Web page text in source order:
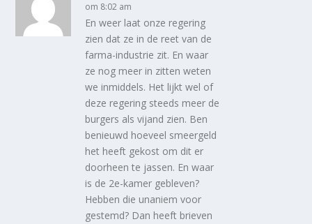
om 8:02 am
En weer laat onze regering
zien dat ze in de reet van de
farma-industrie zit. En waar
ze nog meer in zitten weten
we inmiddels. Het lijkt wel of
deze regering steeds meer de
burgers als vijand zien. Ben
benieuwd hoeveel smeergeld
het heeft gekost om dit er
doorheen te jassen. En waar
is de 2e-kamer gebleven?
Hebben die unaniem voor
gestemd? Dan heeft brieven